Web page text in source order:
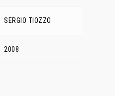
SERGIO TIOZZO
2008
Chi Siamo